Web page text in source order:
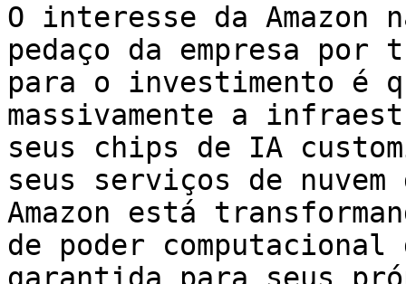
O interesse da Amazon
pedaço da empresa por
para o investimento é
massivamente a
seus chips de IA
seus serviços de nuvem
Amazon está
de poder computacional